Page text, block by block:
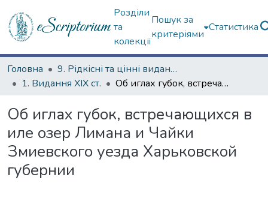
Розділи
та
колекції
Пошук за
критеріями
Статистика
Головна
9. Рідкісні та цінні видання
1. Видання ХІХ ст.
Об иглах губок, встречающихся в иле озер Лимана и Чайки Змиевского уезда Харьковской губернии
Об иглах губок, встречающихся в
иле озер Лимана и Чайки
Змиевского уезда Харьковской
губернии